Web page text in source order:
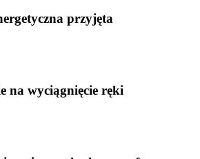
przyjęta
na wyciągnięcie ręki